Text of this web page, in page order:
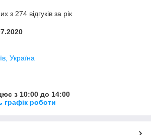
з 274 відгуків за рік
Україна
з 10:00 до 14:00
графік роботи